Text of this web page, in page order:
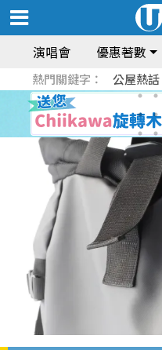
演唱會 優惠著數
熱門關鍵字： 公屋熱話